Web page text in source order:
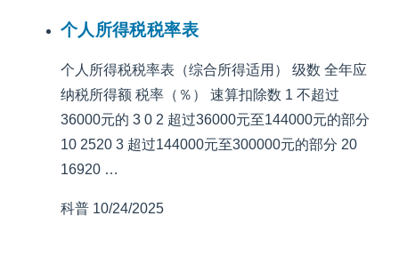
个人所得税税率表
个人所得税税率表（综合所得适用） 级数 全年应
纳税所得额 税率（％） 速算扣除数 1 不超过
36000元的 3 0 2 超过36000元至144000元的部分
10 2520 3 超过144000元至300000元的部分 20
16920 …
科普 10/24/2025